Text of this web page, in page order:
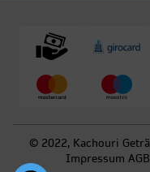
© 2022, Kachouri
Impressum AGB